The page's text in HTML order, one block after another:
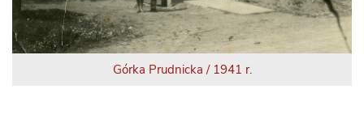
Górka Prudnicka / 1941 r.